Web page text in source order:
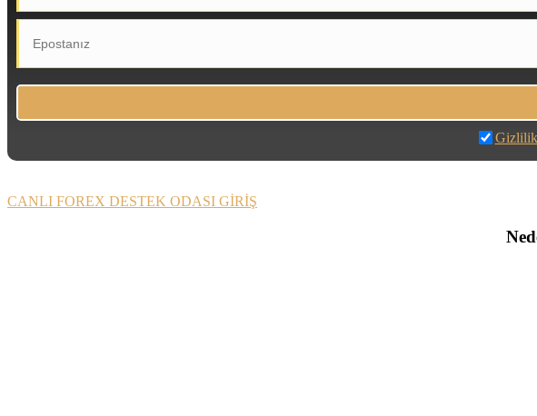
Gizlilik
CANLI FOREX DESTEK ODASI GİRİŞ